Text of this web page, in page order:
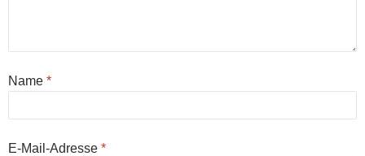
Name *
E-Mail-Adresse *